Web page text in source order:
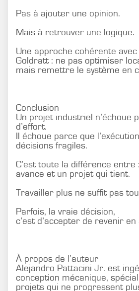
Pas à ajouter une opinion.
Mais à retrouver une logique.
Une approche cohérente
Goldratt : ne pas optimiser
mais remettre le système en
Conclusion
Un projet industriel n’échoue
d’effort.
Il échoue parce que
décisions fragiles.
C’est toute la différence entre
avance et un projet qui tient.
Travailler plus ne suffit pas
Parfois, la vraie décision,
c’est d’accepter de revenir
À propos de l’auteur
Alejandro Pattacini Jr. est
conception mécanique,
projets qui ne progressent